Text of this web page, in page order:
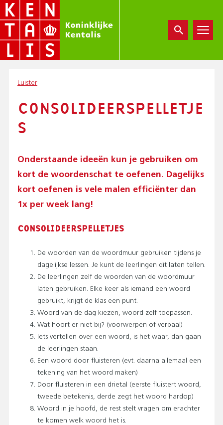
Overslaan
en
de
inhoud
Luister
CONSOLIDEERSPELLETJE
S
Onderstaande ideeën kun je gebruiken om
kort de woordenschat te oefenen. Dagelijks
kort oefenen is vele malen efficiënter dan
1x per week lang!
CONSOLIDEERSPELLETJES
De woorden van de woordmuur gebruiken tijdens je
dagelijkse lessen. Je kunt de leerlingen dit laten tellen.
De leerlingen zelf de woorden van de woordmuur
laten gebruiken. Elke keer als iemand een woord
gebruikt, krijgt de klas een punt.
Woord van de dag kiezen, woord zelf toepassen.
Wat hoort er niet bij? (voorwerpen of verbaal)
Iets vertellen over een woord, is het waar, dan gaan
de leerlingen staan.
Een woord door fluisteren (evt. daarna allemaal een
tekening van het woord maken)
Door fluisteren in een drietal (eerste fluistert woord,
tweede betekenis, derde zegt het woord hardop)
Woord in je hoofd, de rest stelt vragen om erachter
te komen welk woord het is.